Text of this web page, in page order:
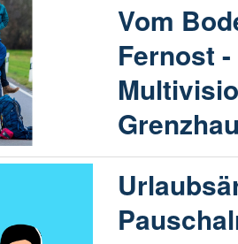
Vom
Fernost